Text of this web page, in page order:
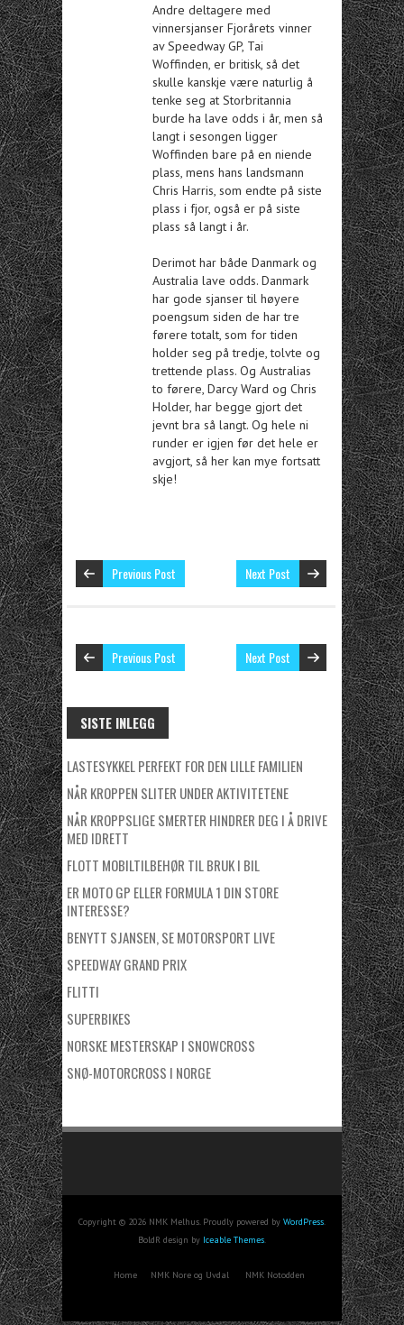
Andre deltagere med
vinnersjanser Fjorårets vinner
av Speedway GP, Tai
Woffinden, er britisk, så det
skulle kanskje være naturlig å
tenke seg at Storbritannia
burde ha lave odds i år, men så
langt i sesongen ligger
Woffinden bare på en niende
plass, mens hans landsmann
Chris Harris, som endte på siste
plass i fjor, også er på siste
plass så langt i år.
Derimot har både Danmark og
Australia lave odds. Danmark
har gode sjanser til høyere
poengsum siden de har tre
førere totalt, som for tiden
holder seg på tredje, tolvte og
trettende plass. Og Australias
to førere, Darcy Ward og Chris
Holder, har begge gjort det
jevnt bra så langt. Og hele ni
runder er igjen før det hele er
avgjort, så her kan mye fortsatt
skje!
Previous Post Next Post
Previous Post Next Post
SISTE INLEGG
LASTESYKKEL PERFEKT FOR DEN LILLE FAMILIEN
NÅR KROPPEN SLITER UNDER AKTIVITETENE
NÅR KROPPSLIGE SMERTER HINDRER DEG I Å DRIVE
MED IDRETT
FLOTT MOBILTILBEHØR TIL BRUK I BIL
ER MOTO GP ELLER FORMULA 1 DIN STORE
INTERESSE?
BENYTT SJANSEN, SE MOTORSPORT LIVE
SPEEDWAY GRAND PRIX
FLITTI
SUPERBIKES
NORSKE MESTERSKAP I SNOWCROSS
SNØ-MOTORCROSS I NORGE
Copyright © 2026 NMK Melhus. Proudly powered by WordPress.
BoldR design by Iceable Themes.
Home NMK Nore og Uvdal NMK Notodden